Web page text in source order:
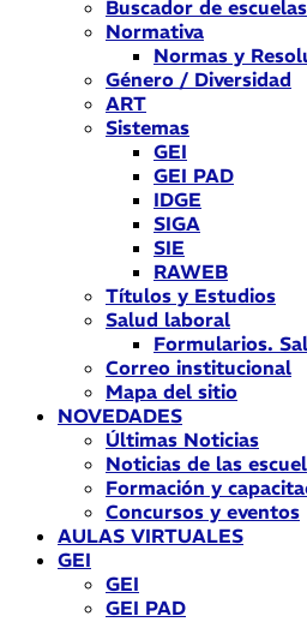
Buscador de escuelas
Normativa
Normas y
Género / Diversidad
ART
Sistemas
GEI
GEI PAD
IDGE
SIGA
SIE
RAWEB
Títulos y Estudios
Salud laboral
Formularios.
Correo institucional
Mapa del sitio
NOVEDADES
Últimas Noticias
Noticias de las
Formación y
Concursos y eventos
AULAS VIRTUALES
GEI
GEI
GEI PAD